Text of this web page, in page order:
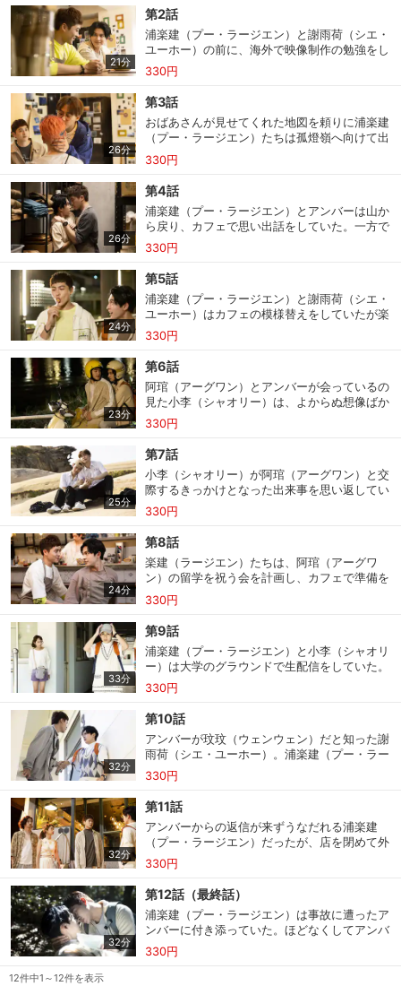
会員設定 会員情報 閉じる
会員情報変更
基本情報、本人連絡先、パスワード 、クレ
ジットカード情報の変更が可能です。
決済方法変更 決済方法の変更が可能です。
購入明細 ４ヵ月分の購入明細の確認が可能です。
Myクーポン
現在獲得済みのお得なクーポンを確認でき
ます。
購入履歴
レンタル、購入、定額見放題の購入履歴の
確認が可能です。こちらから視聴いただく
と便利です。
お気に入り
お気に入りに登録した作品を確認できま
でいたのだ。アクセス数を伸ばすためならやら
せもいとわない小李と、クオリティーを上げる
べきだと主張する浦楽建。意見は平行線をたど
り結論が出ないまま小李は恋人に会うため帰っ
てしまう。その夜、浦楽建は母親から伝説
念願でもあったと知り小李に話を持ちかけるの
だが…。
21分
第2話
浦楽建（プー・ラージエン）と謝雨荷（シエ・
ユーホー）の前に、海外で映像制作の勉強をし
て帰ってきたというアンバーが現れる。動画に
対して的確なアドバイスをしてくれるアンバー
に心を弾ませた浦楽建は、浮き足だって小李
（シャオリー）に彼の話を熱弁するが、反応は
イマイチだった。そして再度カフェに現れたア
ンバーに浦楽建が帰来庵の話をすると、どこに
あるかの手がかりを得るため２人で山へ行こう
の真相を知ることになるのだった。
330円
26分
第3話
おばあさんが見せてくれた地図を頼りに浦楽建
（プー・ラージエン）たちは孤燈嶺へ向けて出
発する。山から見える絶景に喜んだのも束の
間、４人は同じ道をグルグル回っていることに
気がつく。だが今から引き返しても日が暮れて
しまうため山中で野宿することに。その夜、４
人で語り合ううちに“帰来庵”の伝説の話題とな
る。小李（シャオリー）はこの伝説に感じてい
た違和感からある仮説を立て、アンバーも同意
頃、山の中から物音が聞こえ…。
330円
26分
第4話
浦楽建（プー・ラージエン）とアンバーは山か
ら戻り、カフェで思い出話をしていた。一方で
小李（シャオリー）は山で撮った動画を編集
し、楽建に黙ってアップする。恋愛仕立てに演
出された動画は好評を博し、チャンネル登録者
数が激増するも、楽建は小李に文句を言うのだ
った。カフェの大掃除の日、アンバーが楽建に
会いに来ると、そのまま手伝いをすることに。
だが倉庫の整理をしているとドアの鍵が壊れ、
まう。
330円
24分
第5話
浦楽建（プー・ラージエン）と謝雨荷（シエ・
ユーホー）はカフェの模様替えをしていたが楽
建は気持ちが落ち着かず窓の外を眺めていた。
そんな楽建に雨荷は、アンバーは部外者であり
昨日はたまたま暇だったから大掃除を手伝って
くれただけだと話す。だがその直後、アンバー
が店を訪れ楽建の表情も一気に明るくなり、さ
らに２人で新メニューの試作をすることに。そ
んな２人の姿に雨荷は複雑な眼差しを向けるの
ーグワン）の忘れ物を届けに走るのだが…。
330円
23分
第6話
阿琯（アーグワン）とアンバーが会っているの
見た小李（シャオリー）は、よからぬ想像ばか
りをしていた。そして自暴自棄になった小李
が、阿琯の本を壁に投げつけるとエアメールが
出てくる。エアメールを開封してみると、中に
は留学の合格通知が…。小李は帰ってきた阿琯
にアンバーと留学のことを問い詰めるが、返っ
てくるのは曖昧な回答ばかりだった。それに憤
り家を飛び出し失踪した小李。阿琯や楽建（ラ
姿を消していた。
330円
25分
第7話
小李（シャオリー）が阿琯（アーグワン）と交
際するきっかけとなった出来事を思い返してい
ると阿琯から心配するメッセージが次々と入っ
てくる。それを読んだ小李は阿琯へ電話をかけ
ようとするが、携帯を持つ手を下ろしてしま
う。だが背後から小李を呼ぶ阿琯の声が聞こ
え…。２人のことが解決し、浦楽建（プー・ラ
ージエン）と謝雨荷（シエ・ユーホー）がカフ
ェで小学校の卒業アルバムを見ているとアンバ
は、アンバーに台湾で通った小学校について尋
ねるのだが…
330円
24分
第8話
楽建（ラージエン）たちは、阿琯（アーグワ
ン）の留学を祝う会を計画し、カフェで準備を
していた。その時、雨荷（ユーホー）はアンバ
ーの鼻歌を聞いて不思議に思う。パーティーで
はお酒を飲み、みんな大盛り上がり。ゲームで
小李（シャオリー）はアンバーに好きな人がい
るか尋ねるが、アンバーは答えず罰ゲームのお
酒を飲もうとする。酔い潰れたアンバーを家に
連れて帰り、ベッドに倒れ込む楽建。２人で目
作るが、楽建の言葉に複雑な思いを抱えるのだ
330円
33分
第9話
浦楽建（プー・ラージエン）と小李（シャオリ
ー）は大学のグラウンドで生配信をしていた。
その様子を携帯で見ていた謝雨荷（シエ・ユー
ホー）はグラウンドの奥に、そこにいるはずの
ない人の姿を見つけあとを追うことに。する
と、その人物は大学の登録課へと入っていっ
た。不思議に思い登録課で名前を尋ねると意外
な人物の名前が返ってくるのだった。その夜、
楽建は生配信の動画にアンバーが映っていると
バーにメッセージを送るのだが…。
330円
32分
第10話
アンバーが玟玟（ウェンウェン）だと知った謝
雨荷（シエ・ユーホー）。浦楽建（プー・ラー
ジエン）に抱えてきた想いと友情の狭間で１人
思い悩んでいたが、見騰（ジエントン）に心の
内を話し覚悟を決める。一方で楽建は雨荷の態
度がおかしいことに疑問を抱き、何があったの
か聞き出そうとしていた。何も答えようとしな
い雨荷だったが、最終的には楽建へ真実を伝え
ることに。楽建は混乱したままアンバーの所へ
が、アンバーの言葉につかんでいた腕を離して
しまう。
330円
32分
第11話
アンバーからの返信が来ずうなだれる浦楽建
（プー・ラージエン）だったが、店を閉めて外
へ出るとアンバーの姿が。謝見騰（シエ・ジエ
ントン）は２人を見つめる謝雨荷（シエ・ユー
ホー）を促し、先に店をあとにする。そして車
内で大きく息をつく雨荷を褒め、元気づけるの
だった。その頃、２人だけとなった楽建とアン
バーはわだかまりを解くべく気持ちを伝え合
い、以前のように笑顔で語り合っていた。そし
330円
32分
第12話（最終話）
浦楽建（プー・ラージエン）は事故に遭ったア
ンバーに付き添っていた。ほどなくしてアンバ
ーのもとへ駆け付けた謝雨荷（シエ・ユーホ
ー）は、アンバーが事故に遭った理由を楽建に
330円
12件中1～12件を表示